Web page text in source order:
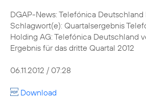
DGAP-News: Telefónica
Schlagwort(e): Quartalsergebnis
Holding AG: Telefónica Deutschland
Ergebnis für das dritte Quartal 2012
06.11.2012 / 07:28
Download